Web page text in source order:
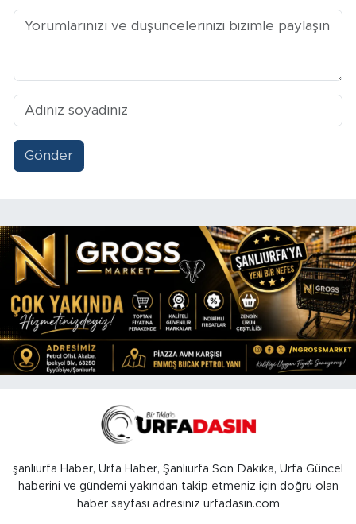
Gönder
şanlıurfa Haber, Urfa Haber, Şanlıurfa Son Dakika, Urfa Güncel
haberini ve gündemi yakından takip etmeniz için doğru olan
haber sayfası adresiniz urfadasin.com